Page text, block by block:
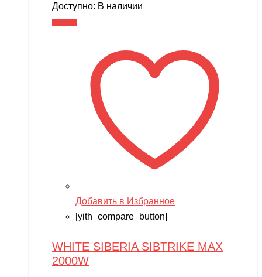
Доступно: В наличии
Добавить в Избранное
[yith_compare_button]
WHITE SIBERIA SIBTRIKE MAX
2000W